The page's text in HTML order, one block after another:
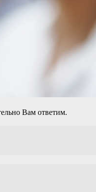
Вам ответим.